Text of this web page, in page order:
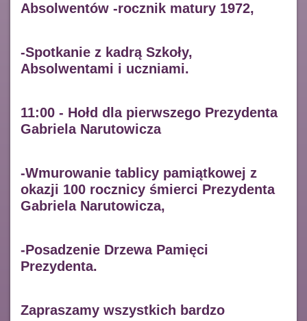
Absolwentów -rocznik matury 1972,
-Spotkanie z kadrą Szkoły,
Absolwentami i uczniami.
11:00 - Hołd dla pierwszego Prezydenta
Gabriela Narutowicza
-Wmurowanie tablicy pamiątkowej z
okazji 100 rocznicy śmierci Prezydenta
Gabriela Narutowicza,
-Posadzenie Drzewa Pamięci
Prezydenta.
Zapraszamy wszystkich bardzo